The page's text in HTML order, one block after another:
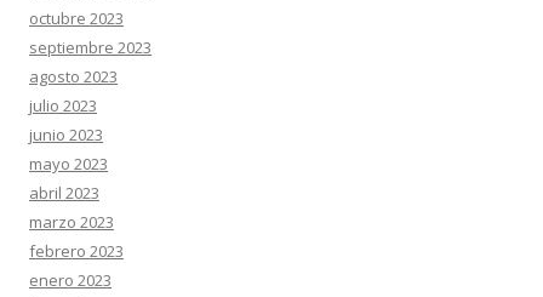
octubre 2023
septiembre 2023
agosto 2023
julio 2023
junio 2023
mayo 2023
abril 2023
marzo 2023
febrero 2023
enero 2023